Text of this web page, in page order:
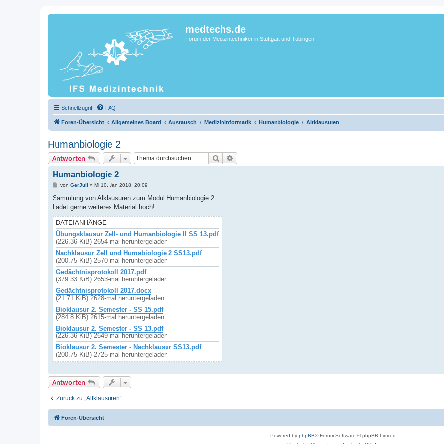
medtechs.de
Forum der Medizintechniker in Stuttgart und Tübingen
Schnellzugriff FAQ
Foren-Übersicht Allgemeines Board Austausch Medizininformatik Humanbiologie Altklausuren
Humanbiologie 2
Antworten Suche
Humanbiologie 2
B
i
r
g
von GerJuli » Mi 10. Jan 2018, 20:09
Sammlung von Alklausuren zum Modul Humanbiologie 2.
Ladet gerne weiteres Material hoch!
DATEIANHÄNGE
Übungsklausur Zell- und Humanbiologie II SS 13.pdf
(226.36 KiB) 2654-mal heruntergeladen
Nachklausur Zell und Humabiologie 2 SS13.pdf
(200.75 KiB) 2570-mal heruntergeladen
Gedächtnisprotokoll 2017.pdf
(379.33 KiB) 2653-mal heruntergeladen
Gedächtnisprotokoll 2017.docx
(21.71 KiB) 2628-mal heruntergeladen
Bioklausur 2. Semester - SS 15.pdf
(284.8 KiB) 2615-mal heruntergeladen
Bioklausur 2. Semester - SS 13.pdf
(226.36 KiB) 2649-mal heruntergeladen
Bioklausur 2. Semester - Nachklausur SS13.pdf
(200.75 KiB) 2725-mal heruntergeladen
Antworten
Zurück zu „Altklausuren“
Foren-Übersicht
Powered by phpBB® Forum Software © phpBB Limited